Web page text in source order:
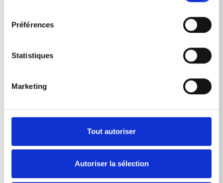
Préférences
Statistiques
Marketing
Tout autoriser
Autoriser la sélection
therm 895-1
5,0kW
therm 1165-1
5,0kW
5,0kW
Cordon d‘alimentation électrique Longeur
therm 635-1
5m